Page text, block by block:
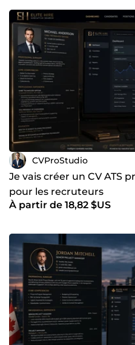
CVProStudio
Je vais créer un CV ATS
pour les recruteurs
À partir de 18,82 $US